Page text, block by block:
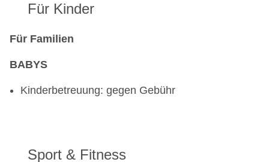
Für Kinder
Für Familien
BABYS
Kinderbetreuung: gegen Gebühr
Sport & Fitness